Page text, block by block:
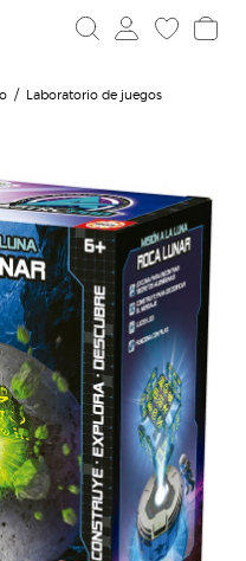
Laboratorio de juegos